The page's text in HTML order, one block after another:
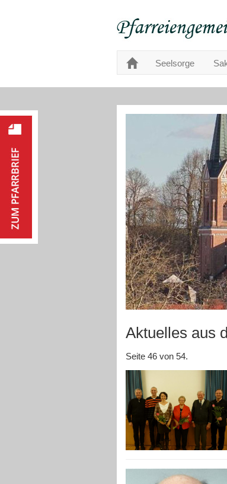
Seelsorge
Aktuelles aus
Seite 46 von 54.